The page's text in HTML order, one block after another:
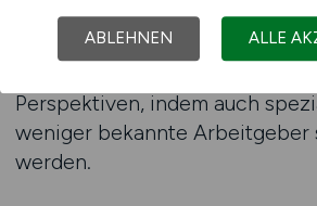
Sachbearbeitungsstellen
angelegt sind und klare
Perspektiven, indem auch
weniger bekannte Arbeitgeber
werden.
ABLEHNEN ALLE